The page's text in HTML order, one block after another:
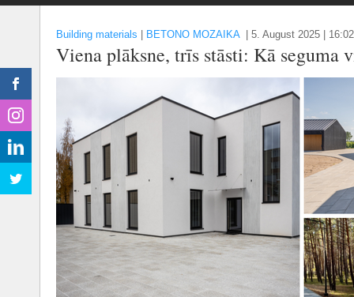
Building materials BETONO MOZAIKA| 5. August 2025 | 16:02
Viena plāksne, trīs stāsti: Kā seguma